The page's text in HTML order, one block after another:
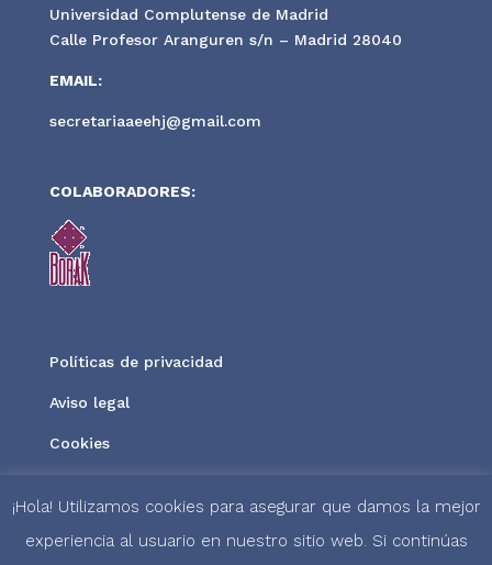
Universidad Complutense de Madrid
Calle Profesor Aranguren s/n – Madrid 28040
EMAIL:
secretariaaeehj@gmail.com
COLABORADORES:
Políticas de privacidad
Aviso legal
Cookies
¡Hola! Utilizamos cookies para asegurar que damos la mejor
experiencia al usuario en nuestro sitio web. Si continúas